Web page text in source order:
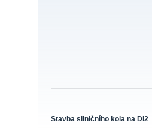
Stavba silničního kola na Di2